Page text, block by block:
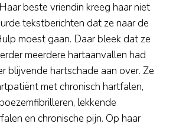
beste vriendin kreeg haar niet
tekstberichten dat ze naar de
moest gaan. Daar bleek dat ze
meerdere hartaanvallen had
blijvende hartschade aan over. Ze
met chronisch hartfalen,
lekkende
en chronische pijn. Op haar